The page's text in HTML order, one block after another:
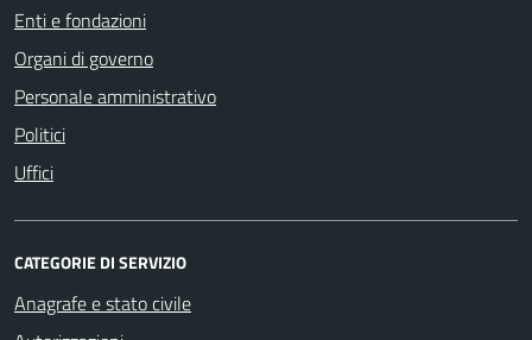
Enti e fondazioni
Organi di governo
Personale amministrativo
Politici
Uffici
CATEGORIE DI SERVIZIO
Anagrafe e stato civile